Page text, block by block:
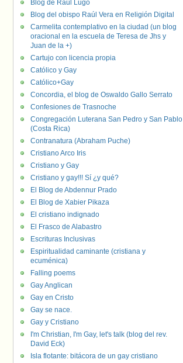
Blog de Raúl Lugo
Blog del obispo Raúl Vera en Religión Digital
Carmelita contemplativo en la ciudad (un blog
oracional en la escuela de Teresa de Jhs y
Juan de la +)
Cartujo con licencia propia
Católico y Gay
Católico+Gay
Concordia, el blog de Oswaldo Gallo Serrato
Confesiones de Trasnoche
Congregación Luterana San Pedro y San Pablo
(Costa Rica)
Contranatura (Abraham Puche)
Cristiano Arco Iris
Cristiano y Gay
Cristiano y gay!!! Sí ¿y qué?
El Blog de Abdennur Prado
El Blog de Xabier Pikaza
El cristiano indignado
El Frasco de Alabastro
Escrituras Inclusivas
Espiritualidad caminante (cristiana y
ecuménica)
Falling poems
Gay Anglican
Gay en Cristo
Gay se nace.
Gay y Cristiano
I'm Christian, I'm Gay, let's talk (blog del rev.
David Eck)
Isla flotante: bitácora de un gay cristiano